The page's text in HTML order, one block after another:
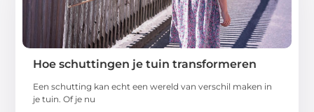
Hoe schuttingen je tuin transformeren
Een schutting kan echt een wereld van verschil maken in
je tuin. Of je nu